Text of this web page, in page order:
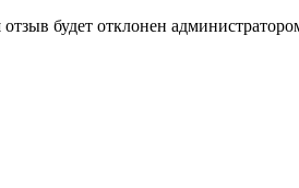
будет отклонен